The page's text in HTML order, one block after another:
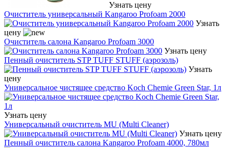
Узнать цену
Очиститель универсальный Kangaroo Profoam 2000
Узнать
цену
Очиститель салона Kangaroo Profoam 3000
Узнать цену
Пенный очиститель STP TUFF STUFF (аэрозоль)
Узнать
цену
Универсальное чистящее средство Koch Chemie Green Star, 1л
Узнать цену
Универсальный очиститель MU (Multi Cleaner)
Узнать цену
Пенный очиститель салона Kangaroo Profoam 4000, 780мл